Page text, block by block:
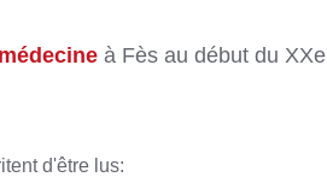
médecine à Fès au début du XXe
d'être lus: